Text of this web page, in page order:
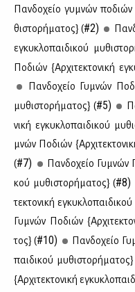
Παν­δο­χείο γυ­μνών πο­διών
θι­στο­ρή­μα­τος} (#2)
εγκυ­κλο­παι­δι­κού
Πο­διών {Αρ­χι­τε­κτο­νι­κή
Παν­δο­χείο Γυ­μνών
μυ­θι­στο­ρή­μα­τος} (#5)
νι­κή εγκυ­κλο­παι­δι­κού
μνών Πο­διών
(#7)
Παν­δο­χείο Γυ­μνών
κού μυ­θι­στο­ρή­μα­τος} (#8)
τε­κτο­νι­κή
Γυ­μνών Πο­διών
τος} (#10)
Παν­δο­χείο
παι­δι­κού
{Αρ­χι­τε­κτο­νι­κή